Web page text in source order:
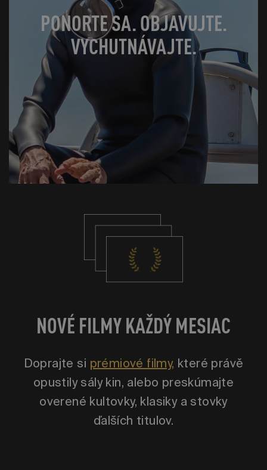
PONORTE SA. OBJAVUJTE.
VYCHUTNÁVAJTE.
NOVÉ FILMY KAŽDÝ MESIAC
Doprajte si prémiové filmy, které právě
opustily sály kin, alebo preskúmajte
overené kultovky, klasiky a stovky
ďalších titulov.